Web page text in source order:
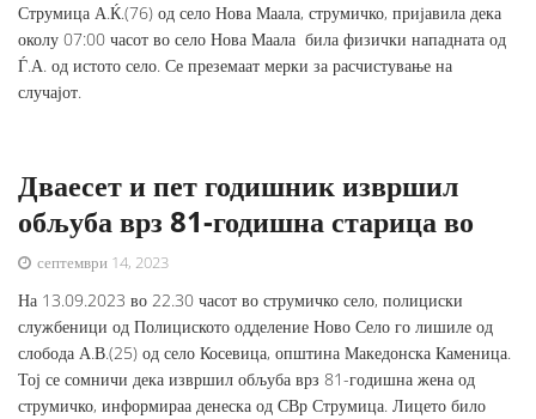
Струмица А.Ќ.(76) од село Нова Маала, струмичко, пријавила дека
околу 07:00 часот во село Нова Маала била физички нападната од
Ѓ.А. од истото село. Се преземаат мерки за расчистување на
случајот.
Дваесет и пет годишник извршил
обљуба врз 81-годишна старица во
септември 14, 2023
На 13.09.2023 во 22.30 часот во струмичко село, полициски
службеници од Полициското одделение Ново Село го лишиле од
слобода А.В.(25) од село Косевица, општина Македонска Каменица.
Тој се сомничи дека извршил обљуба врз 81-годишна жена од
струмичко, информираа денеска од СВр Струмица. Лицето било